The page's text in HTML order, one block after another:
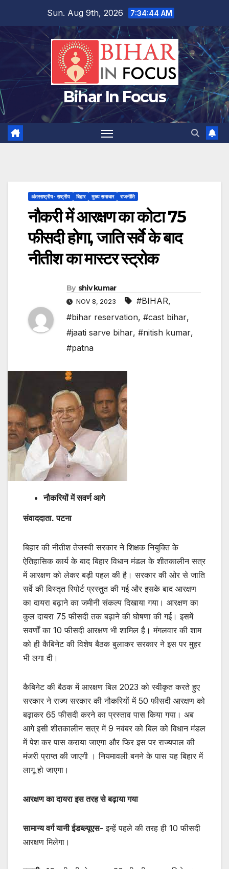
content
Sun. Aug 9th, 2026 7:34:44 AM
Bihar In Focus
अंतरराष्ट्रीय- राष्ट्रीय बिहार मुख्य समाचार राजनीति
नौकरी में आरक्षण का कोटा 75
फीसदी होगा, जाति सर्वे के बाद
नीतीश का मास्टर स्ट्रोक
By shiv kumar
NOV 8, 2023 #BIHAR,
#bihar reservation, #cast bihar,
#jaati sarve bihar, #nitish kumar,
#patna
नौकरियों में सवर्ण आगे
संवाददाता. पटना
बिहार की नीतीश तेजस्वी सरकार ने शिक्षक नियुक्ति के
ऐतिहासिक कार्य के बाद बिहार विधान मंडल के शीतकालीन सत्र
में आरक्षण को लेकर बड़ी पहल की है। सरकार की ओर से जाति
सर्वे की विस्तृत रिपोर्ट प्रस्तुत की गई और इसके बाद आरक्षण
का दायरा बढ़ाने का जमीनी संकल्प दिखाया गया। आरक्षण का
कुल दायरा 75 फीसदी तक बढ़ाने की घोषणा की गई। इसमें
सवर्णों का 10 फीसदी आरक्षण भी शामिल है। मंगलवार की शाम
को ही कैबिनेट की विशेष बैठक बुलाकर सरकार ने इस पर मुहर
भी लगा दी।
कैबिनेट की बैठक में आरक्षण बिल 2023 को स्वीकृत करते हुए
सरकार ने राज्य सरकार की नौकरियों में 50 फीसदी आरक्षण को
बढ़ाकर 65 फीसदी करने का प्रस्ताव पास किया गया। अब
आगे इसी शीतकालीन सत्र में 9 नवंबर को बिल को विधान मंडल
में पेश कर पास कराया जाएगा और फिर इस पर राज्यपाल की
मंजरी प्राप्त की जाएगी । नियमावली बनने के पास यह बिहार में
लागू हो जाएगा।
आरक्षण का दायरा इस तरह से बढ़ाया गया
सामान्य वर्ग यानी ईडब्ल्यूएस- इन्हें पहले की तरह ही 10 फीसदी
आरक्षण मिलेगा।